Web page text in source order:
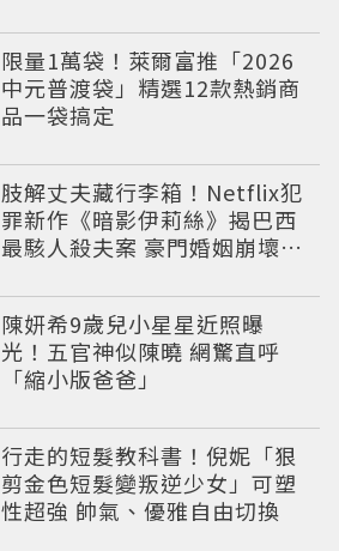
限量1萬袋！萊爾富推「2026
中元普渡袋」精選12款熱銷商
品一袋搞定
肢解丈夫藏行李箱！Netflix犯
罪新作《暗影伊莉絲》揭巴西
最駭人殺夫案 豪門婚姻崩壞釀
陳妍希9歲兒小星星近照曝
光！五官神似陳曉 網驚直呼
「縮小版爸爸」
行走的短髮教科書！倪妮「狠
剪金色短髮變叛逆少女」可塑
性超強 帥氣、優雅自由切換